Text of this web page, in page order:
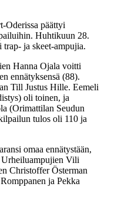
Oderissa päättyi
Huhtikuun 28.
ja skeet-ampujia.
Hanna Ojala voitti
ennätyksensä (88).
Till Justus Hille. Eemeli
oli toinen, ja
(Orimattilan Seudun
tulos oli 110 ja
omaa ennätystään,
Urheiluampujien Vili
Christoffer Österman
ja Pekka